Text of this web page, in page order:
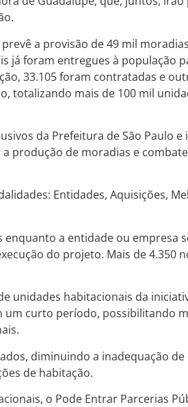
a provisão de 49 mil
já foram entregues à população
33.105 foram contratadas e
totalizando mais de 100 mil
da Prefeitura de São Paulo
produção de moradias e
Entidades, Aquisições,
a entidade ou empresa
do projeto. Mais de 4.350
unidades habitacionais da
um curto período, possibilitando
diminuindo a inadequação
de habitação.
o Pode Entrar Parcerias